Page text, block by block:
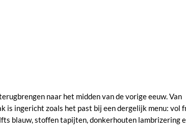
naar het midden van de vorige eeuw. Van
ingericht zoals het past bij een dergelijk menu: vol
blauw, stoffen tapijten, donkerhouten lambrizering